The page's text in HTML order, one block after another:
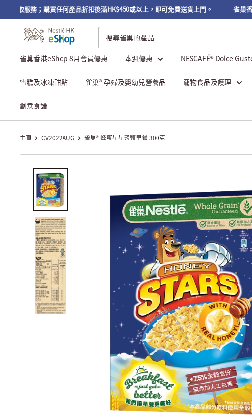
取服務；購買任何產品折扣後滿HK$450或以上，即可免費送貨上門。 雀巢香
雀巢香港eShop 8月會員優惠 本週優惠 NESCAFÉ® Dolce
雪糕及冰凍甜點 雀巢® 孕婦及嬰幼兒營養品 寵物食品及護理
創意食譜
主頁 CV2022AUG 雀巢® 蜂蜜星星穀類早餐 300克